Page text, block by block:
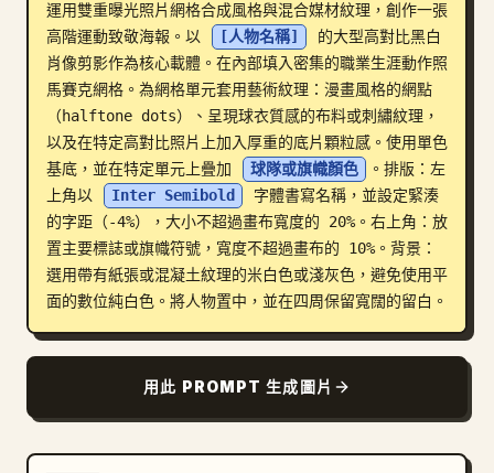
下載
部落格
更新
運用雙重曝光照片網格合成風格與混合媒材紋理，創作一張
高階運動致敬海報。以
[人物名稱]
的大型高對比黑白
肖像剪影作為核心載體。在內部填入密集的職業生涯動作照
馬賽克網格。為網格單元套用藝術紋理：漫畫風格的網點
（halftone dots）、呈現球衣質感的布料或刺繡紋理，
以及在特定高對比照片上加入厚重的底片顆粒感。使用單色
基底，並在特定單元上疊加
球隊或旗幟顏色
。排版：左
上角以
Inter Semibold
字體書寫名稱，並設定緊湊
的字距（-4%），大小不超過畫布寬度的 20%。右上角：放
置主要標誌或旗幟符號，寬度不超過畫布的 10%。背景：
選用帶有紙張或混凝土紋理的米白色或淺灰色，避免使用平
面的數位純白色。將人物置中，並在四周保留寬闊的留白。
用此 PROMPT 生成圖片